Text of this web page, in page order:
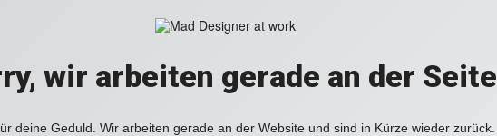
wir arbeiten gerade an der Seite
deine Geduld. Wir arbeiten gerade an der Website und sind in Kürze wieder zurück.